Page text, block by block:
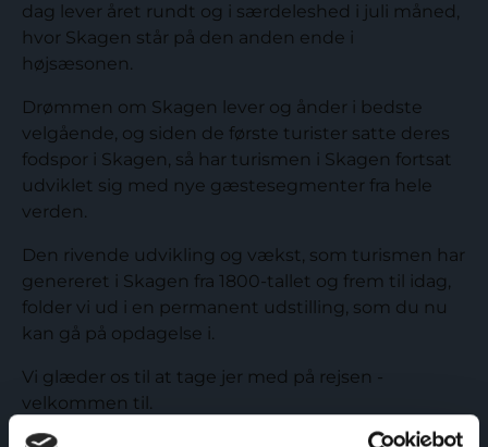
dag lever året rundt og i særdeleshed i juli måned,
hvor Skagen står på den anden ende i
højsæsonen.
Drømmen om Skagen lever og ånder i bedste
velgående, og siden de første turister satte deres
fodspor i Skagen, så har turismen i Skagen fortsat
udviklet sig med nye gæstesegmenter fra hele
verden.
Den rivende udvikling og vækst, som turismen har
genereret i Skagen fra 1800-tallet og frem til idag,
folder vi ud i en permanent udstilling, som du nu
kan gå på opdagelse i.
Vi glæder os til at tage jer med på rejsen -
velkommen til.